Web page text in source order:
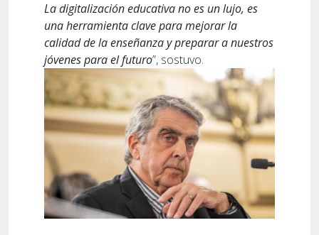
La digitalización educativa no es un lujo, es
una herramienta clave para mejorar la
calidad de la enseñanza y preparar a nuestros
jóvenes para el futuro”, sostuvo.